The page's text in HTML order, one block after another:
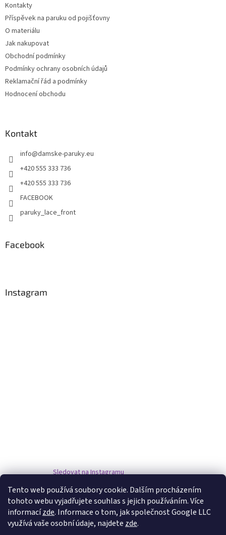
Tento web používá soubory cookie. Dalším procházením
tohoto webu vyjadřujete souhlas s jejich používáním. Více
informacízde. Informace o tom, jak společnost Google LLC
využívá vaše osobní údaje, najdete zde.
Kontakty
Příspěvek na paruku od pojišťovny
O materiálu
Jak nakupovat
Obchodní podmínky
Podmínky ochrany osobních údajů
Reklamační řád a podmínky
Hodnocení obchodu
Kontakt
info@damske-paruky.eu
+420 555 333 736
+420 555 333 736
FACEBOOK
paruky_lace_front
Facebook
Instagram
Sledovat na Instagramu
www.damske-paruky.eu